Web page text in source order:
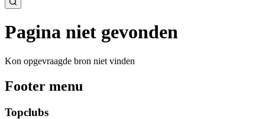
Pagina niet gevonden
Kon opgevraagde bron niet vinden
Footer menu
Topclubs